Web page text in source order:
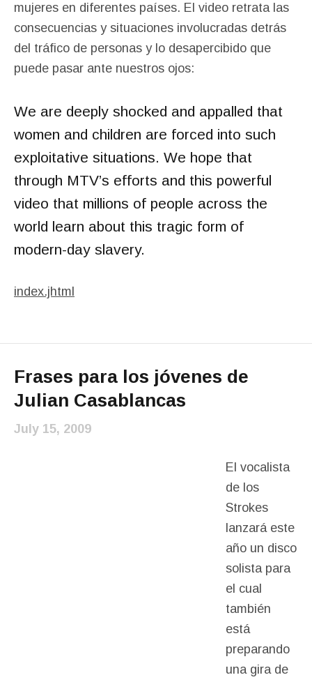
mujeres en diferentes países. El video retrata las
consecuencias y situaciones involucradas detrás
del tráfico de personas y lo desapercibido que
puede pasar ante nuestros ojos:
We are deeply shocked and appalled that
women and children are forced into such
exploitative situations. We hope that
through MTV’s efforts and this powerful
video that millions of people across the
world learn about this tragic form of
modern-day slavery.
index.jhtml
Frases para los jóvenes de
Julian Casablancas
July 15, 2009
El vocalista
de los
Strokes
lanzará este
año un disco
solista para
el cual
también
está
preparando
una gira de